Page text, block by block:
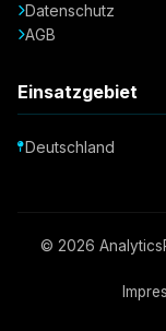
Datenschutz
AGB
Einsatzgebiet
Deutschland
© 2026